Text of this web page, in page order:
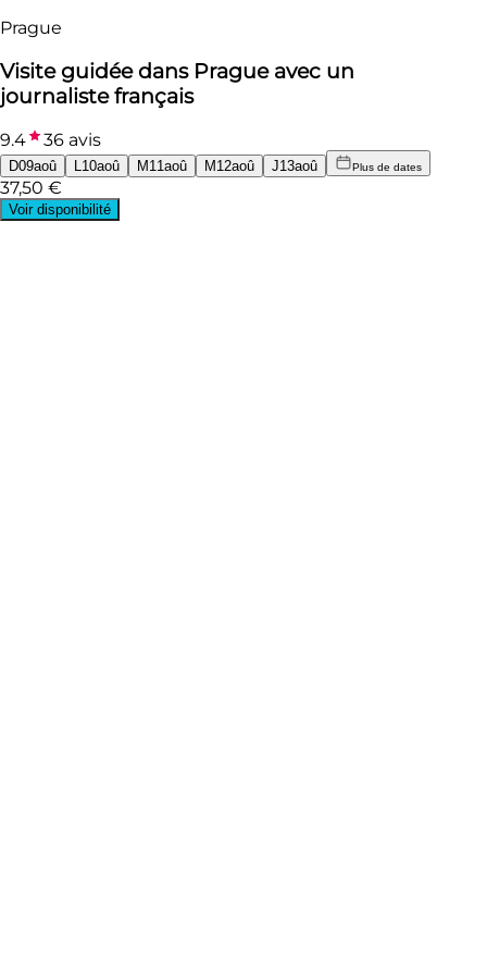
Prague
Visite guidée dans Prague avec un
journaliste français
9.4 36 avis
D09aoû L10aoû M 11aoû M 12aoû J13aoû Plus de dates
37,50 €
Voir disponibilité